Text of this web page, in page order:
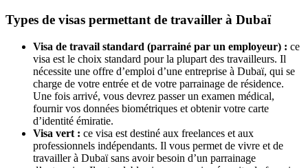
Types de visas permettant de travailler à Dubaï
Visa de travail standard (parrainé par un employeur) : ce
visa est le choix standard pour la plupart des travailleurs. Il
nécessite une offre d’emploi d’une entreprise à Dubaï, qui se
charge de votre entrée et de votre parrainage de résidence.
Une fois arrivé, vous devrez passer un examen médical,
fournir vos données biométriques et obtenir votre carte
d’identité émiratie.
Visa vert : ce visa est destiné aux freelances et aux
professionnels indépendants. Il vous permet de vivre et de
travailler à Dubaï sans avoir besoin d’un parrainage